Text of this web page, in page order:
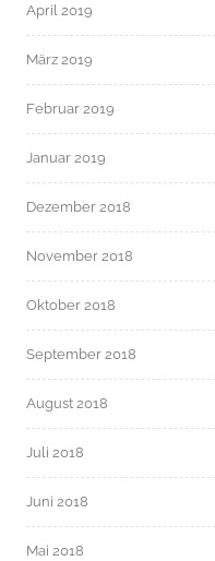
April 2019
März 2019
Februar 2019
Januar 2019
Dezember 2018
November 2018
Oktober 2018
September 2018
August 2018
Juli 2018
Juni 2018
Mai 2018